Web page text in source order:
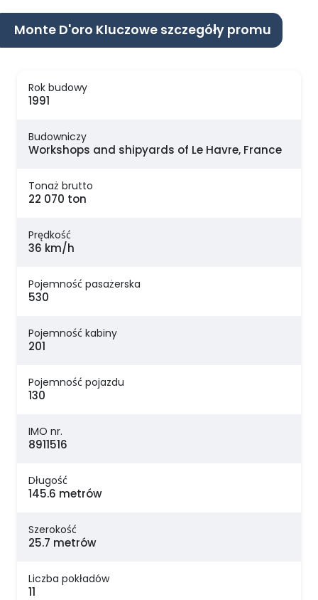
Monte D'oro Kluczowe szczegóły promu
Rok budowy
1991
Budowniczy
Workshops and shipyards of Le Havre, France
Tonaż brutto
22 070 ton
Prędkość
36 km/h
Pojemność pasażerska
530
Pojemność kabiny
201
Pojemność pojazdu
130
IMO nr.
8911516
Długość
145.6 metrów
Szerokość
25.7 metrów
Liczba pokładów
11